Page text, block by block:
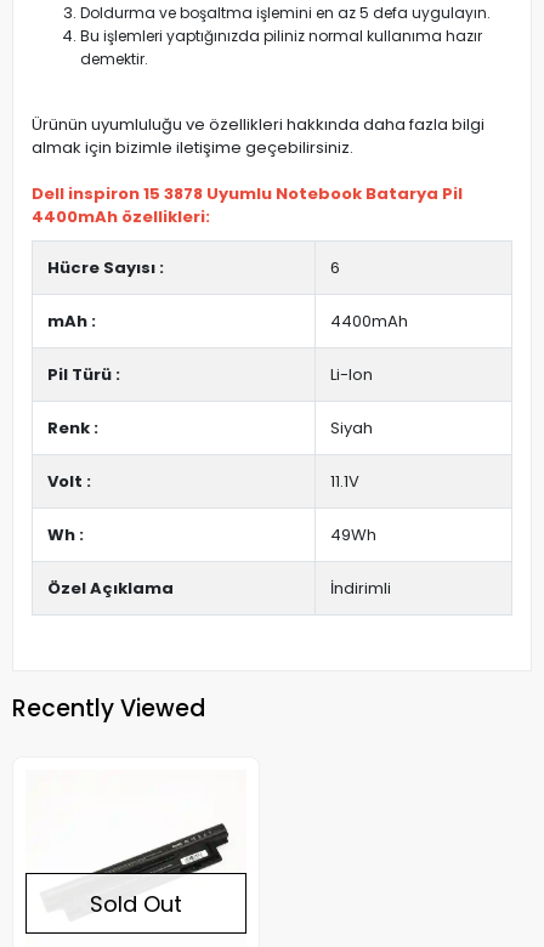
Doldurma ve boşaltma işlemini en az 5 defa uygulayın.
Bu işlemleri yaptığınızda piliniz normal kullanıma hazır
demektir.
Ürünün uyumluluğu ve özellikleri hakkında daha fazla bilgi
almak için bizimle iletişime geçebilirsiniz.
Dell inspiron 15 3878 Uyumlu Notebook Batarya Pil
4400mAh özellikleri:
Hücre Sayısı : 6
mAh : 4400mAh
Pil Türü : Li-Ion
Renk : Siyah
Volt : 11.1V
Wh : 49Wh
Özel Açıklama İndirimli
Recently Viewed
Sold Out